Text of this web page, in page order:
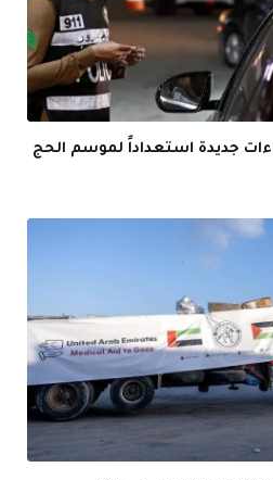
جديدة استعداداً لموسم الحج